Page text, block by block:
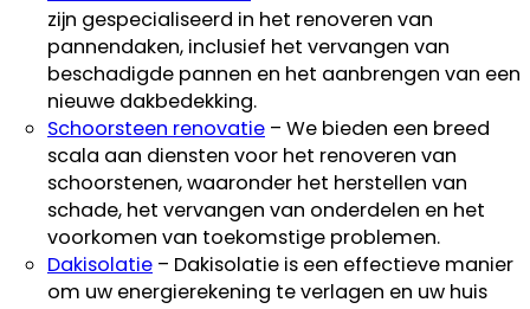
zijn gespecialiseerd in het renoveren van
pannendaken, inclusief het vervangen van
beschadigde pannen en het aanbrengen van een
nieuwe dakbedekking.
Schoorsteen renovatie – We bieden een breed
scala aan diensten voor het renoveren van
schoorstenen, waaronder het herstellen van
schade, het vervangen van onderdelen en het
voorkomen van toekomstige problemen.
Dakisolatie – Dakisolatie is een effectieve manier
om uw energierekening te verlagen en uw huis